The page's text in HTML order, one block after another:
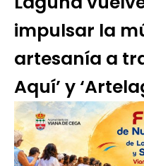
impulsar la
artesanía a
Aquí’ y